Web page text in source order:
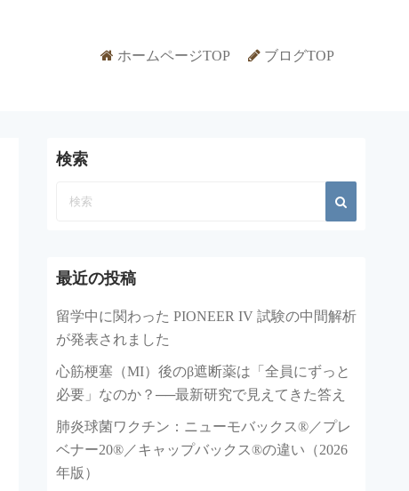
ホームページTOP ブログTOP
検索
最近の投稿
留学中に関わった PIONEER IV 試験の中間解析
が発表されました
心筋梗塞（MI）後のβ遮断薬は「全員にずっと
必要」なのか？──最新研究で見えてきた答え
肺炎球菌ワクチン：ニューモバックス®／プレ
ベナー20®／キャップバックス®の違い（2026
年版）